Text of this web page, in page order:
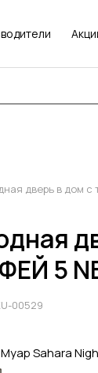
дверь в дом с
5
00529
Myap Sahara